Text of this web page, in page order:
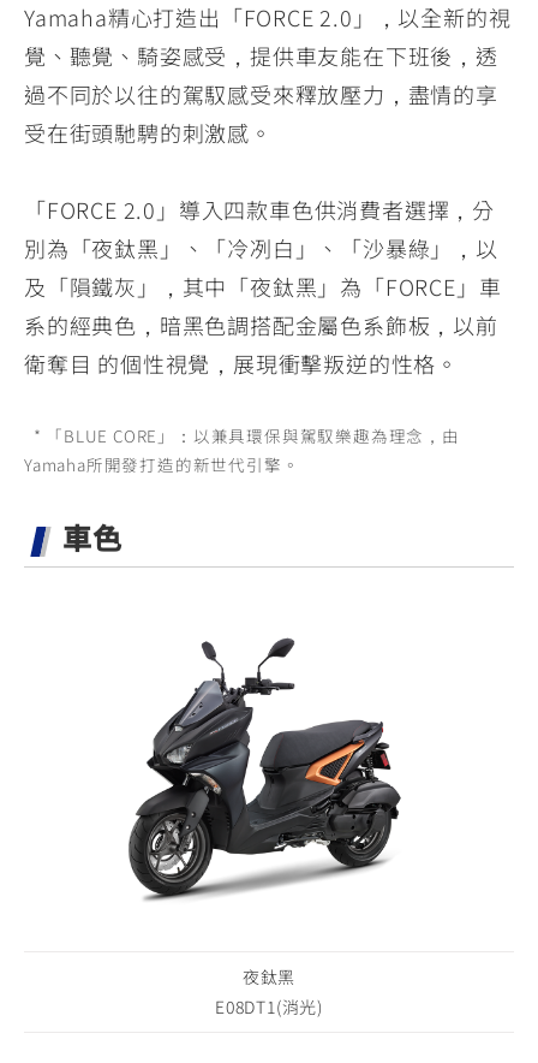
Yamaha精心打造出「FORCE 2.0」，以全新的視
覺、聽覺、騎姿感受，提供車友能在下班後，透
過不同於以往的駕馭感受來釋放壓力，盡情的享
受在街頭馳騁的刺激感。
「FORCE 2.0」導入四款車色供消費者選擇，分
別為「夜鈦黑」、「冷冽白」、「沙暴綠」，以
及「隕鐵灰」，其中「夜鈦黑」為「FORCE」車
系的經典色，暗黑色調搭配金屬色系飾板，以前
衛奪目 的個性視覺，展現衝擊叛逆的性格。
* 「BLUE CORE」：以兼具環保與駕馭樂趣為理念，由
Yamaha所開發打造的新世代引擎。
車色
夜鈦黑
E08DT1(消光)